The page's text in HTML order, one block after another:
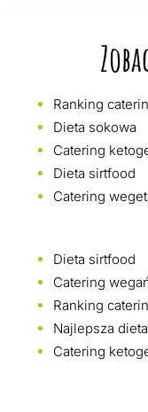
Ranking
Dieta sokowa
Catering
Dieta sirtfood
Catering
Dieta sirtfood
Catering
Ranking
Najlepsza
Catering